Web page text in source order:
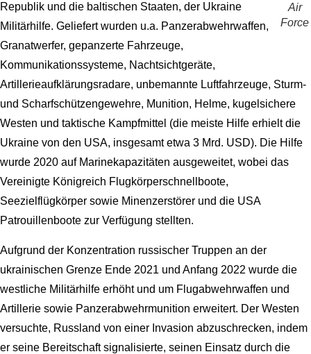
Air
Force
Republik und die baltischen Staaten, der Ukraine
Militärhilfe. Geliefert wurden u.a. Panzerabwehrwaffen,
Granatwerfer, gepanzerte Fahrzeuge,
Kommunikationssysteme, Nachtsichtgeräte,
Artillerieaufklärungsradare, unbemannte Luftfahrzeuge, Sturm-
und Scharfschützengewehre, Munition, Helme, kugelsichere
Westen und taktische Kampfmittel (die meiste Hilfe erhielt die
Ukraine von den USA, insgesamt etwa 3 Mrd. USD). Die Hilfe
wurde 2020 auf Marinekapazitäten ausgeweitet, wobei das
Vereinigte Königreich Flugkörperschnellboote,
Seezielflügkörper sowie Minenzerstörer und die USA
Patrouillenboote zur Verfügung stellten.
Aufgrund der Konzentration russischer Truppen an der
ukrainischen Grenze Ende 2021 und Anfang 2022 wurde die
westliche Militärhilfe erhöht und um Flugabwehrwaffen und
Artillerie sowie Panzerabwehrmunition erweitert. Der Westen
versuchte, Russland von einer Invasion abzuschrecken, indem
er seine Bereitschaft signalisierte, seinen Einsatz durch die